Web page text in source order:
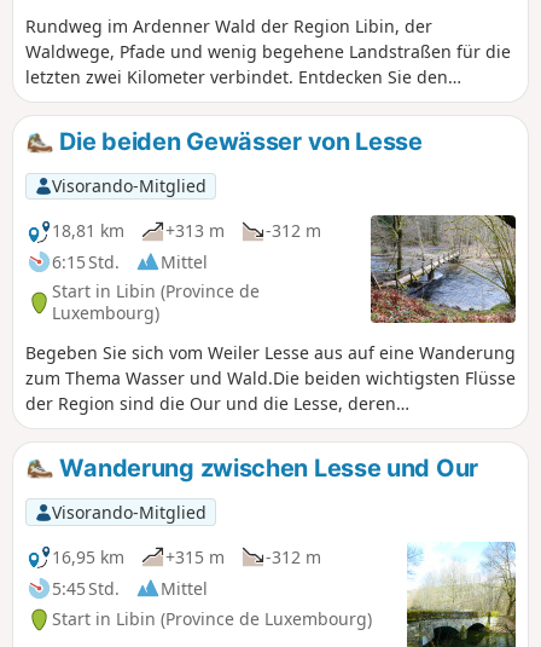
Rundweg im Ardenner Wald der Region Libin, der
Waldwege, Pfade und wenig begehene Landstraßen für die
letzten zwei Kilometer verbindet. Entdecken Sie den
Teufelsstein, die Haute Lesse, die Pont de la Justice und
Notre-Dame de Taillevent.
Die beiden Gewässer von Lesse
Visorando-Mitglied
18,81 km
+313 m
-312 m
6:15 Std.
Mittel
Start in Libin (Province de
Luxembourg)
Begeben Sie sich vom Weiler Lesse aus auf eine Wanderung
zum Thema Wasser und Wald.Die beiden wichtigsten Flüsse
der Region sind die Our und die Lesse, deren
Zusammenfluss weniger als 2 km vom Ausgangspunkt
entfernt liegt.
Wanderung zwischen Lesse und Our
Visorando-Mitglied
16,95 km
+315 m
-312 m
5:45 Std.
Mittel
Start in Libin (Province de Luxembourg)